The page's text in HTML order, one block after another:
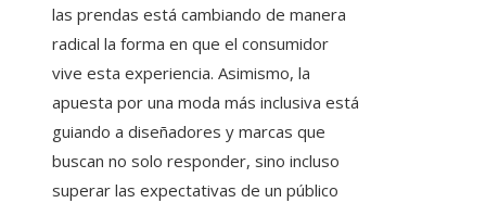
las prendas está cambiando de manera
radical la forma en que el consumidor
vive esta experiencia. Asimismo, la
apuesta por una moda más inclusiva está
guiando a diseñadores y marcas que
buscan no solo responder, sino incluso
superar las expectativas de un público